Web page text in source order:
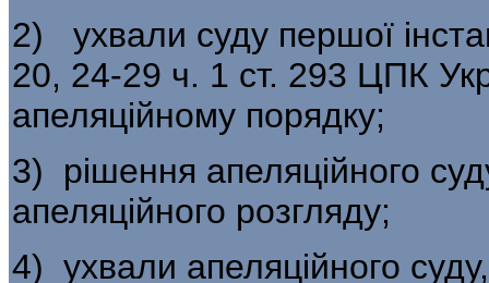
2) ухвали суду першої
20, 24-29 ч. 1 ст. 293 ЦПК
апеляційному по­рядку;
3) рішення апеляційного
апеляцій­ного розгляду;
4) ухвали апеляційного